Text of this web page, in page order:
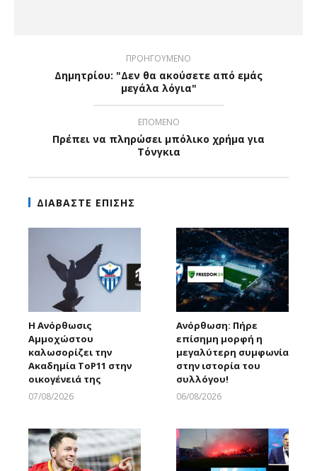
ΠΡΟΗΓΟΥΜΕΝΟ
Δημητρίου: "Δεν θα ακούσετε από εμάς
μεγάλα λόγια"
ΕΠΟΜΕΝΟ
Πρέπει να πληρώσει μπόλικο χρήμα για
Τόνγκια
ΔΙΑΒΑΣΤΕ ΕΠΙΣΗΣ
Η Ανόρθωσις
Αμμοχώστου
καλωσορίζει την
Ακαδημία ToP11 στην
οικογένειά της
07/08/2026
Ανόρθωση: Πήρε
επίσημη μορφή η
μεγαλύτερη συμφωνία
στην ιστορία του
συλλόγου!
06/08/2026